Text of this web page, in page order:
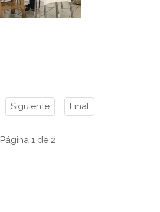
Siguiente Final
Página 1 de 2